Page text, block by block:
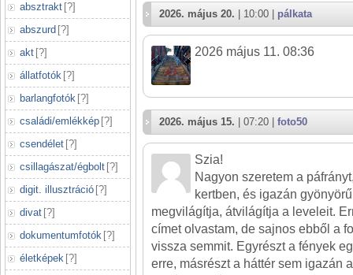
absztrakt [?]
abszurd [?]
akt [?]
állatfotók [?]
barlangfotók [?]
családi/emlékkép [?]
csendélet [?]
csillagászat/égbolt [?]
digit. illusztráció [?]
divat [?]
dokumentumfotók [?]
életképek [?]
2026. május 20. | 10:00 | pálkata
2026 május 11. 08:36
2026. május 15. | 07:20 | foto50
Szia!
Nagyon szeretem a
kertben, és igazán
megvilágítja, átvilágítja a leveleit.
címet olvastam, de sajnos ebből a
vissza semmit. Egyrészt a fények
erre, másrészt a háttér sem igazán